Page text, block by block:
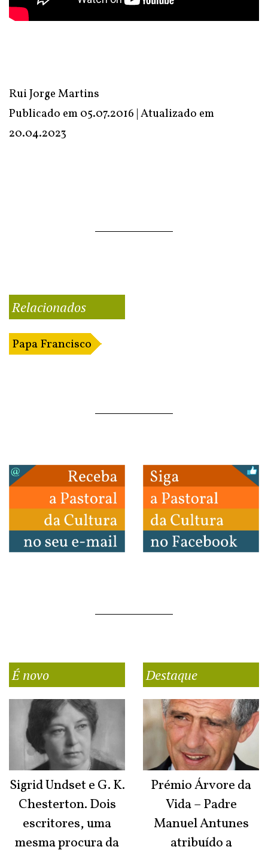
Rui Jorge Martins
Publicado em 05.07.2016 | Atualizado em
20.04.2023
Relacionados
Papa Francisco
É novo
Sigrid Undset e G. K.
Chesterton. Dois
escritores, uma
mesma procura da
Destaque
Prémio Árvore da
Vida – Padre
Manuel Antunes
atribuído a